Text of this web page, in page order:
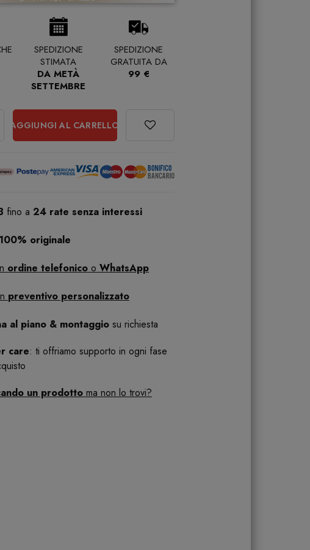
SPEDIZIONE
STIMATA
DA METÀ
SETTEMBRE
SPEDIZIONE
GRATUITA DA
99 €
AGGIUNGI AL CARRELLO
fino a 24 rate senza interessi
100% originale
ordine telefonico o WhatsApp
preventivo personalizzato
al piano & montaggio su richiesta
care: ti offriamo supporto in ogni fase
un prodotto ma non lo trovi?